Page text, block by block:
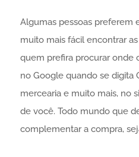
Algumas pessoas preferem
muito mais fácil encontrar
quem prefira procurar onde
no Google quando se digita
mercearia e muito mais, no
de você. Todo mundo que
complementar a compra,